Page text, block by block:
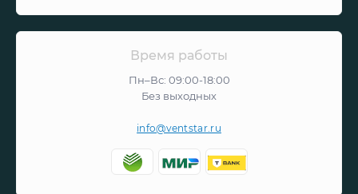
Время работы
Пн–Вс: 09:00-18:00
Без выходных
info@ventstar.ru